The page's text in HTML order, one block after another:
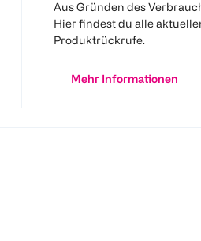
Aus Gründen des
Hier findest du alle
Produktrückrufe.
Mehr Informationen